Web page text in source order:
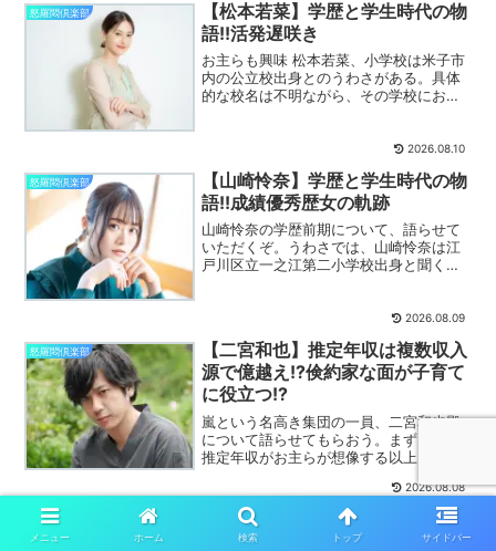
怒羅悶倶楽部
【松本若菜】学歴と学生時代の物
語!!活発遅咲き
お主らも興味 松本若菜、小学校は米子市
内の公立校出身とのうわさがある。具体
的な校名は不明ながら、その学校におい
2026.08.10
怒羅悶倶楽部
【山崎怜奈】学歴と学生時代の物
語!!成績優秀歴女の軌跡
山崎怜奈の学歴前期について、語らせて
いただくぞ。うわさでは、山崎怜奈は江
戸川区立一之江第二小学校出身と聞く。
ンを担当したという。詳しく解説いた
2026.08.09
怒羅悶倶楽部
【二宮和也】推定年収は複数収入
源で億越え!?倹約家な面が子育て
に役立つ!?
嵐という名高き集団の一員、二宮和也殿
について語らせてもらおう。まず、その
推定年収がお主らが想像する以上に桁が
交っておる。詳しく解説いたす。2026.08.08
怒羅悶倶楽部
【やす子（芸人）】学歴と武勇
伝!?中学は水泳高校は柔道で結果
メニュー ホーム 検索 トップ サイドバー